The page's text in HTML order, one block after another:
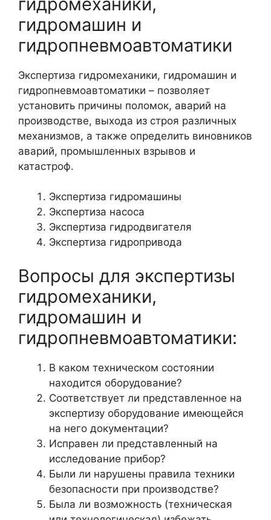
гидромашин и
гидропневмоавтоматики
Экспертиза гидромеханики, гидромашин и
гидропневмоавтоматики – позволяет
установить причины поломок, аварий на
производстве, выхода из строя различных
механизмов, а также определить виновников
аварий, промышленных взрывов и
катастроф.
Экспертиза гидромашины
Экспертиза насоса
Экспертиза гидродвигателя
Экспертиза гидропривода
Вопросы для экспертизы
гидромеханики,
гидромашин и
гидропневмоавтоматики:
В каком техническом состоянии
находится оборудование?
Соответствует ли представленное на
экспертизу оборудование имеющейся
на него документации?
Исправен ли представленный на
исследование прибор?
Были ли нарушены правила техники
безопасности при производстве?
Была ли возможность (техническая